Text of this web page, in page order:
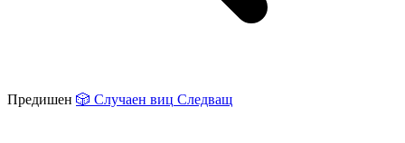
Предишен 🎲 Случаен виц Следващ